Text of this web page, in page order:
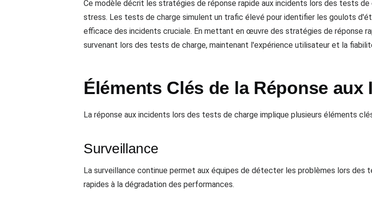
Ce modèle décrit les stratégies de réponse rapide aux incidents lors des tests
stress. Les tests de charge simulent un trafic élevé pour identifier les goulots
efficace des incidents cruciale. En mettant en œuvre des stratégies de réponse
survenant lors des tests de charge, maintenant l'expérience utilisateur et la
Éléments Clés de la Réponse aux
La réponse aux incidents lors des tests de charge implique plusieurs éléments
Surveillance
La surveillance continue permet aux équipes de détecter les problèmes lors
rapides à la dégradation des performances.